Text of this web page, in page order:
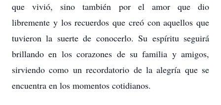
que vivió, sino también por el amor que dio
libremente y los recuerdos que creó con aquellos que
tuvieron la suerte de conocerlo. Su espíritu seguirá
brillando en los corazones de su familia y amigos,
sirviendo como un recordatorio de la alegría que se
encuentra en los momentos cotidianos.